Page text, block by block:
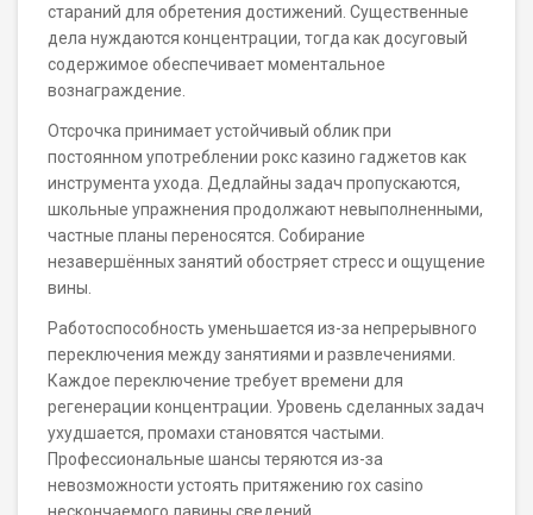
стараний для обретения достижений. Существенные
дела нуждаются концентрации, тогда как досуговый
содержимое обеспечивает моментальное
вознаграждение.
Отсрочка принимает устойчивый облик при
постоянном употреблении рокс казино гаджетов как
инструмента ухода. Дедлайны задач пропускаются,
школьные упражнения продолжают невыполненными,
частные планы переносятся. Собирание
незавершённых занятий обостряет стресс и ощущение
вины.
Работоспособность уменьшается из-за непрерывного
переключения между занятиями и развлечениями.
Каждое переключение требует времени для
регенерации концентрации. Уровень сделанных задач
ухудшается, промахи становятся частыми.
Профессиональные шансы теряются из-за
невозможности устоять притяжению rox casino